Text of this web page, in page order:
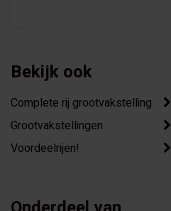
Bekijk ook
Complete rij grootvakstelling
Grootvakstellingen
Voordeelrijen!